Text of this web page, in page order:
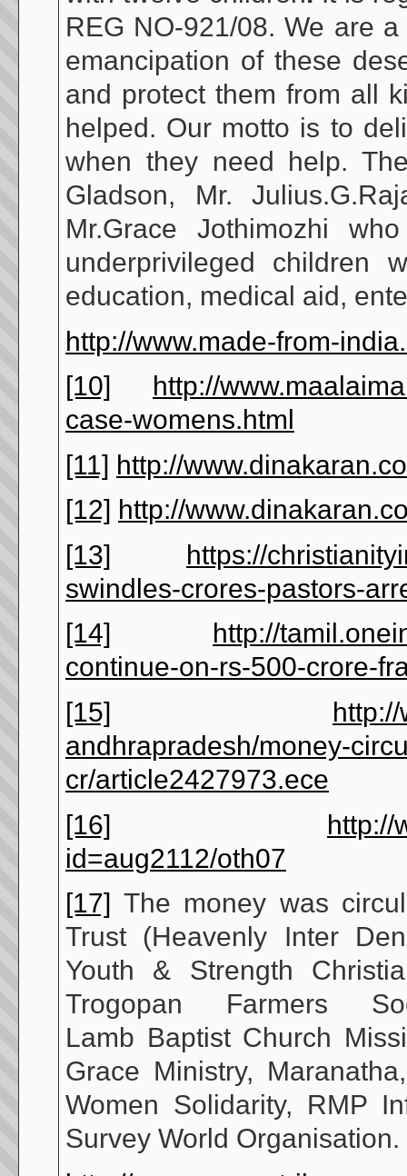
REG NO-921/08. We are
emancipation of these
and protect them from all
helped. Our motto is to
when they need help.
Gladson, Mr.
Mr.Grace Jothimozhi
underprivileged children
education, medical aid,
http://www.made-from-
[10]
http://
case-womens.html
[11] http://
[12] http://
[13]
https://
swindles-crores-pastors-
[14]
http://
continue-on-rs-500-crore-
[15]
andhrapradesh/money-
cr/article2427973.ece
[16]
http://
id=aug2112/oth07
[17] The money was
Trust (Heavenly Inter
Youth & Strength
Trogopan Farmers
Lamb Baptist Church
Grace Ministry,
Women Solidarity, RMP
Survey World Organisation.